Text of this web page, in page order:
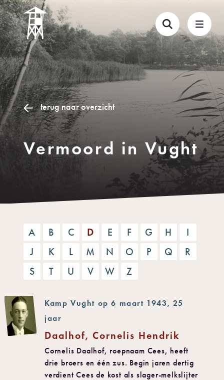
terug naar overzicht
Vermoord in Vught
A B C D E F G H
I
J
K L M N O P Q
R
S
T U V W Z
Kamp Vught op 6 maart 1943, 25
jaar
Daalhof, Cornelis Hendrik
Cornelis Daalhof, roepnaam Cees, heeft
drie broers en één zus. Begin jaren dertig
verdient Cees de kost als slager-melkslijter